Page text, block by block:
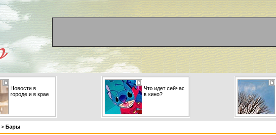
Новости в
городе и в крае
Что идет сейчас
в кино?
> Бары